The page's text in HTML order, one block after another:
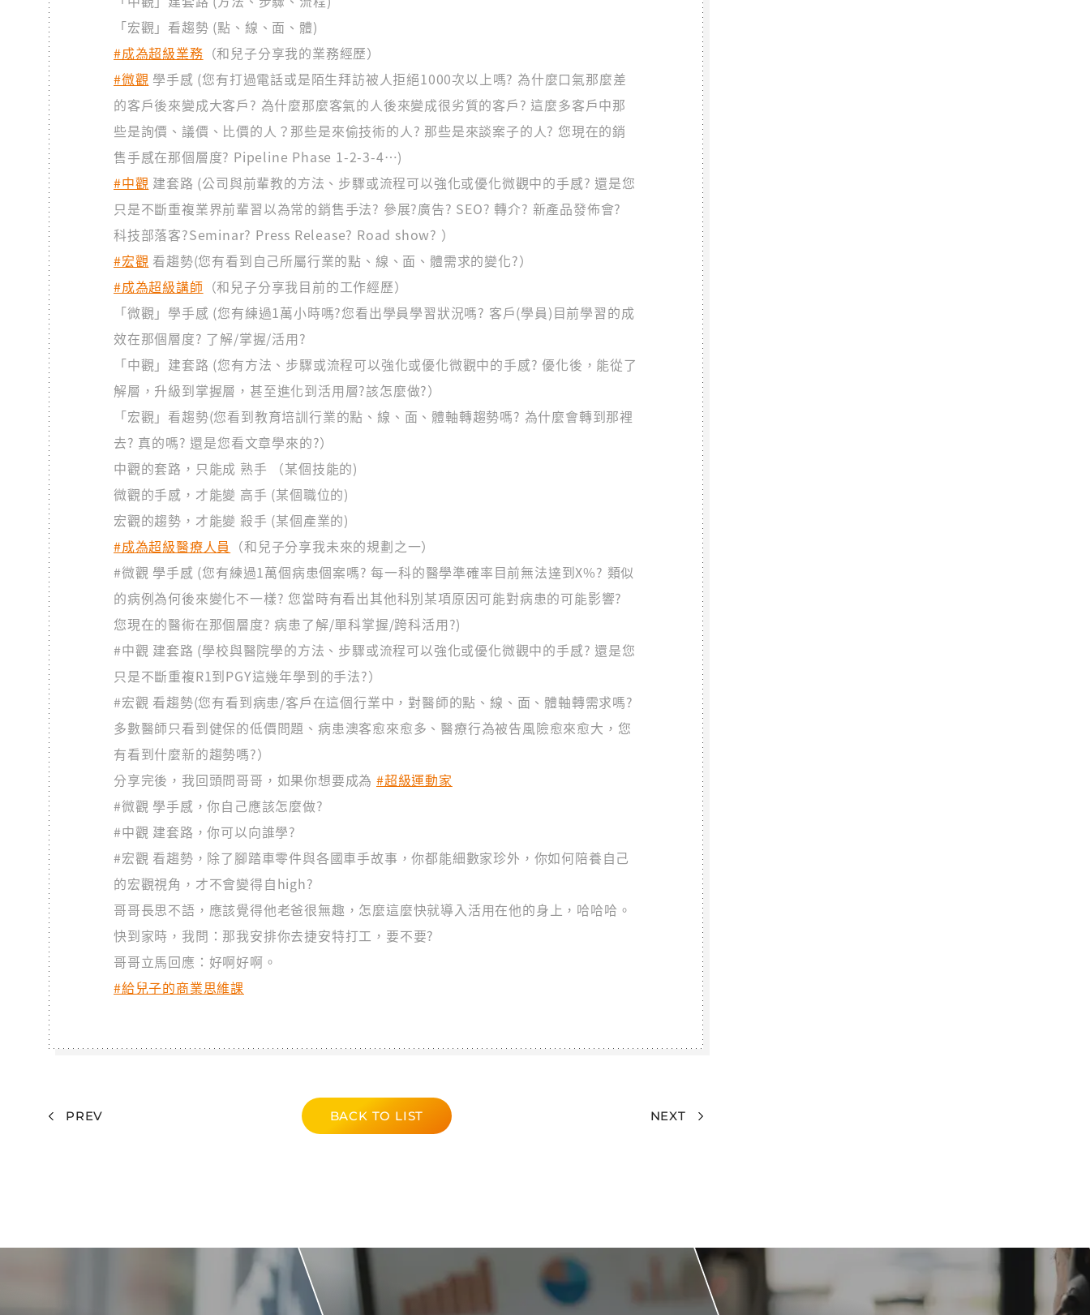
「宏觀」看趨勢 (點、線、面、體)
#成為超級業務 （和兒子分享我的業務經歷）
#微觀 學手感 (您有打過電話或是陌生拜訪被人拒絕1000次以上嗎? 為什麼口氣那麼差
的客戶後來變成大客戶? 為什麼那麼客氣的人後來變成很劣質的客戶? 這麼多客戶中那
些是詢價、議價、比價的人？那些是來偷技術的人? 那些是來談案子的人? 您現在的銷
售手感在那個層度? Pipeline Phase 1-2-3-4…)
#中觀 建套路 (公司與前輩教的方法、步驟或流程可以強化或優化微觀中的手感? 還是您
只是不斷重複業界前輩習以為常的銷售手法? 參展?廣告? SEO? 轉介? 新產品發佈會?
科技部落客?Seminar? Press Release? Road show? ）
#宏觀 看趨勢(您有看到自己所屬行業的點、線、面、體需求的變化?）
#成為超級講師 （和兒子分享我目前的工作經歷）
「微觀」學手感 (您有練過1萬小時嗎?您看出學員學習狀況嗎? 客戶(學員)目前學習的成
效在那個層度? 了解/掌握/活用?
「中觀」建套路 (您有方法、步驟或流程可以強化或優化微觀中的手感? 優化後，能從了
解層，升級到掌握層，甚至進化到活用層?該怎麼做?）
「宏觀」看趨勢(您看到教育培訓行業的點、線、面、體軸轉趨勢嗎? 為什麼會轉到那裡
去? 真的嗎? 還是您看文章學來的?）
中觀的套路，只能成 熟手 （某個技能的)
微觀的手感，才能變 高手 (某個職位的)
宏觀的趨勢，才能變 殺手 (某個產業的)
#成為超級醫療人員 （和兒子分享我未來的規劃之一）
#微觀 學手感 (您有練過1萬個病患個案嗎? 每一科的醫學準確率目前無法達到X%? 類似
的病例為何後來變化不一樣? 您當時有看出其他科別某項原因可能對病患的可能影響?
您現在的醫術在那個層度? 病患了解/單科掌握/跨科活用?)
#中觀 建套路 (學校與醫院學的方法、步驟或流程可以強化或優化微觀中的手感? 還是您
只是不斷重複R1到PGY這幾年學到的手法?）
#宏觀 看趨勢(您有看到病患/客戶在這個行業中，對醫師的點、線、面、體軸轉需求嗎?
多數醫師只看到健保的低價問題、病患澳客愈來愈多、醫療行為被告風險愈來愈大，您
有看到什麼新的趨勢嗎?）
分享完後，我回頭問哥哥，如果你想要成為 #超級運動家
#微觀 學手感，你自己應該怎麼做?
#中觀 建套路，你可以向誰學?
#宏觀 看趨勢，除了腳踏車零件與各國車手故事，你都能細數家珍外，你如何陪養自己
的宏觀視角，才不會變得自high?
哥哥長思不語，應該覺得他老爸很無趣，怎麼這麼快就導入活用在他的身上，哈哈哈。
快到家時，我問：那我安排你去捷安特打工，要不要?
哥哥立馬回應：好啊好啊。
#給兒子的商業思維課
PREV BACK TO LIST NEXT